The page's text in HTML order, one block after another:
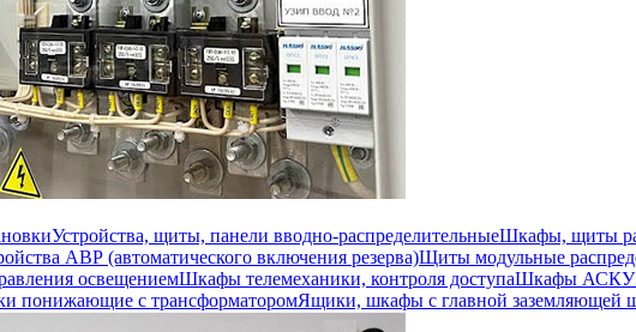
Устройства, щиты, панели вводно-распределительныеШкафы, щиты
АВР (автоматического включения резерва)Щиты модульные
освещениемШкафы телемеханики, контроля доступаШкафы
понижающие с трансформаторомЯщики, шкафы с главной